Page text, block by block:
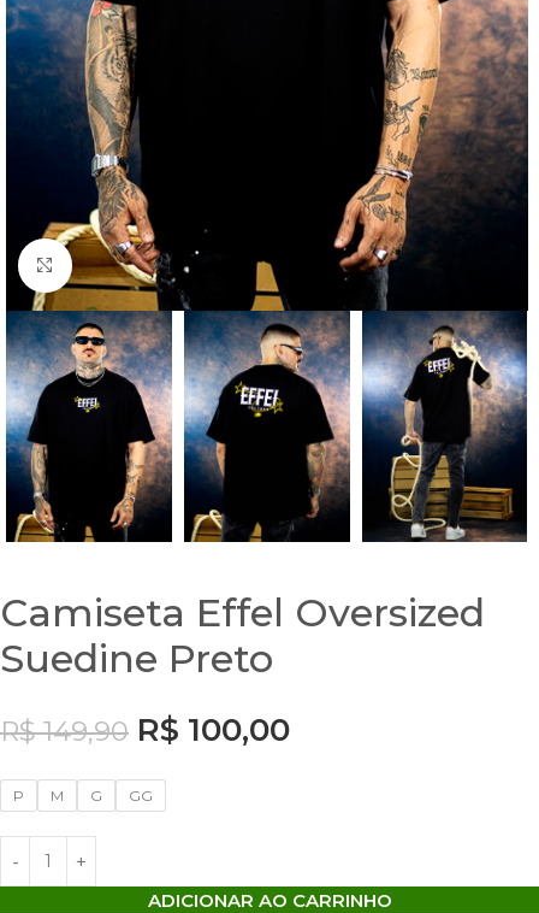
Clique para ampliar
Camiseta Effel Oversized
Suedine Preto
R$149,90 R$ 100,00
P M G GG
ADICIONAR AO CARRINHO